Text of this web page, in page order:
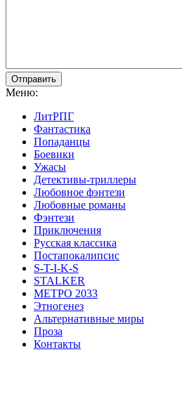
Отправить
Меню:
ЛитРПГ
Фантастика
Попаданцы
Боевики
Ужасы
Детективы-триллеры
Любовное фэнтези
Любовные романы
Фэнтези
Приключения
Русская классика
Постапокалипсис
S-T-I-K-S
STALKER
МЕТРО 2033
Этногенез
Альтернативные миры
Проза
Контакты